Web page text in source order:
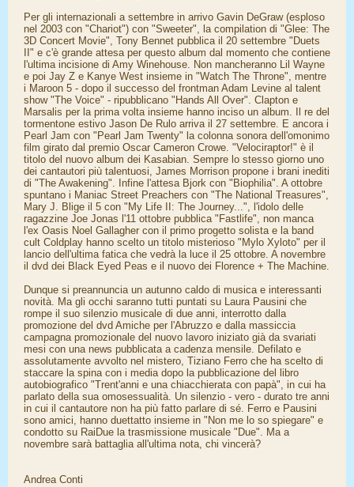
Per gli internazionali a settembre in arrivo Gavin DeGraw (esploso
nel 2003 con "Chariot") con "Sweeter", la compilation di "Glee: The
3D Concert Movie", Tony Bennet pubblica il 20 settembre "Duets
II" e c'è grande attesa per questo album dal momento che contiene
l'ultima incisione di Amy Winehouse. Non mancheranno Lil Wayne
e poi Jay Z e Kanye West insieme in "Watch The Throne", mentre
i Maroon 5 - dopo il successo del frontman Adam Levine al talent
show "The Voice" - ripubblicano "Hands All Over". Clapton e
Marsalis per la prima volta insieme hanno inciso un album. Il re del
tormentone estivo Jason De Rulo arriva il 27 settembre. E ancora i
Pearl Jam con "Pearl Jam Twenty" la colonna sonora dell'omonimo
film girato dal premio Oscar Cameron Crowe. "Velociraptor!" è il
titolo del nuovo album dei Kasabian. Sempre lo stesso giorno uno
dei cantautori più talentuosi, James Morrison propone i brani inediti
di "The Awakening". Infine l'attesa Bjork con "Biophilia". A ottobre
spuntano i Maniac Street Preachers con "The National Treasures",
Mary J. Blige il 5 con "My Life II: The Journey...", l'idolo delle
ragazzine Joe Jonas l'11 ottobre pubblica "Fastlife", non manca
l'ex Oasis Noel Gallagher con il primo progetto solista e la band
cult Coldplay hanno scelto un titolo misterioso "Mylo Xyloto" per il
lancio dell'ultima fatica che vedrà la luce il 25 ottobre. A novembre
il dvd dei Black Eyed Peas e il nuovo dei Florence + The Machine.
Dunque si preannuncia un autunno caldo di musica e interessanti
novità. Ma gli occhi saranno tutti puntati su Laura Pausini che
rompe il suo silenzio musicale di due anni, interrotto dalla
promozione del dvd Amiche per l'Abruzzo e dalla massiccia
campagna promozionale del nuovo lavoro iniziato già da svariati
mesi con una news pubblicata a cadenza mensile. Defilato e
assolutamente avvolto nel mistero, Tiziano Ferro che ha scelto di
staccare la spina con i media dopo la pubblicazione del libro
autobiografico "Trent'anni e una chiacchierata con papà", in cui ha
parlato della sua omosessualità. Un silenzio - vero - durato tre anni
in cui il cantautore non ha più fatto parlare di sé. Ferro e Pausini
sono amici, hanno duettatto insieme in "Non me lo so spiegare" e
condotto su RaiDue la trasmissione musicale "Due". Ma a
novembre sarà battaglia all'ultima nota, chi vincerà?
Andrea Conti